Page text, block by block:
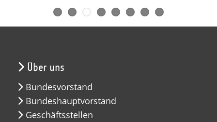
Über uns
Bundesvorstand
Bundeshauptvorstand
Geschäftsstellen